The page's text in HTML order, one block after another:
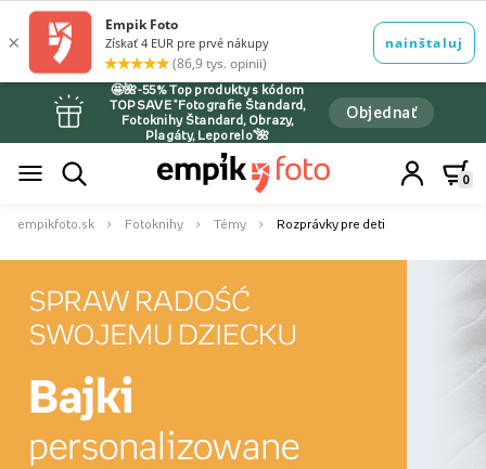
🤩🌺-55% Top produkty s kódom
TOPSAVE *Fotografie Štandard,
Fotoknihy Štandard, Obrazy,
Plagáty, Leporelo*🌺
Objednať
0
empikfoto.sk Fotoknihy Témy Rozprávky pre deti